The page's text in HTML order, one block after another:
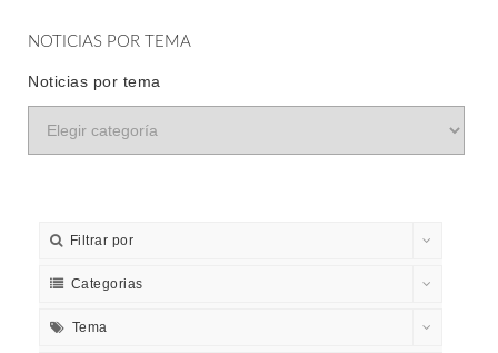
NOTICIAS POR TEMA
Noticias por tema
Filtrar por
Categorias
Tema